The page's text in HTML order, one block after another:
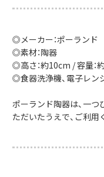
◎メーカー：ポーランド
◎素材：陶器
◎高さ：約10cm / 容量：
◎食器洗浄機、電子レン
ポーランド陶器は、一
ただいたうえで、ご利用